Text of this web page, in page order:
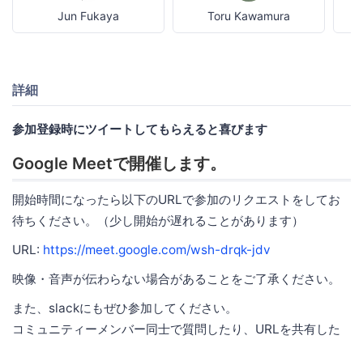
Jun Fukaya Toru Kawamura
詳細
参加登録時にツイートしてもらえると喜びます
Google Meetで開催します。
開始時間になったら以下のURLで参加のリクエストをしてお
待ちください。（少し開始が遅れることがあります）
URL: https://meet.google.com/wsh-drqk-jdv
映像・音声が伝わらない場合があることをご了承ください。
また、slackにもぜひ参加してください。
コミュニティーメンバー同士で質問したり、URLを共有した